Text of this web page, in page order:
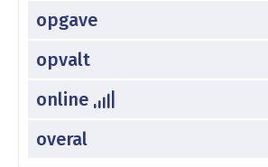
opgave
opvalt
online
overal